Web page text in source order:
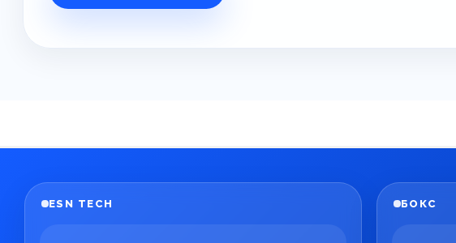
ESN TECH БОКС